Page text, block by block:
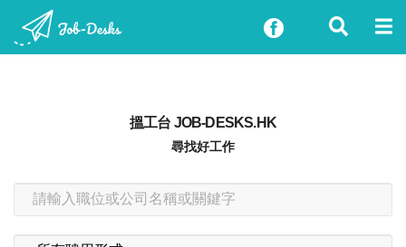
搵工台 JOB-DESKS.HK
尋找好工作